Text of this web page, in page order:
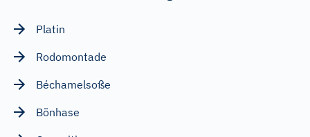
Platin
Rodomontade
Béchamelsoße
Bönhase